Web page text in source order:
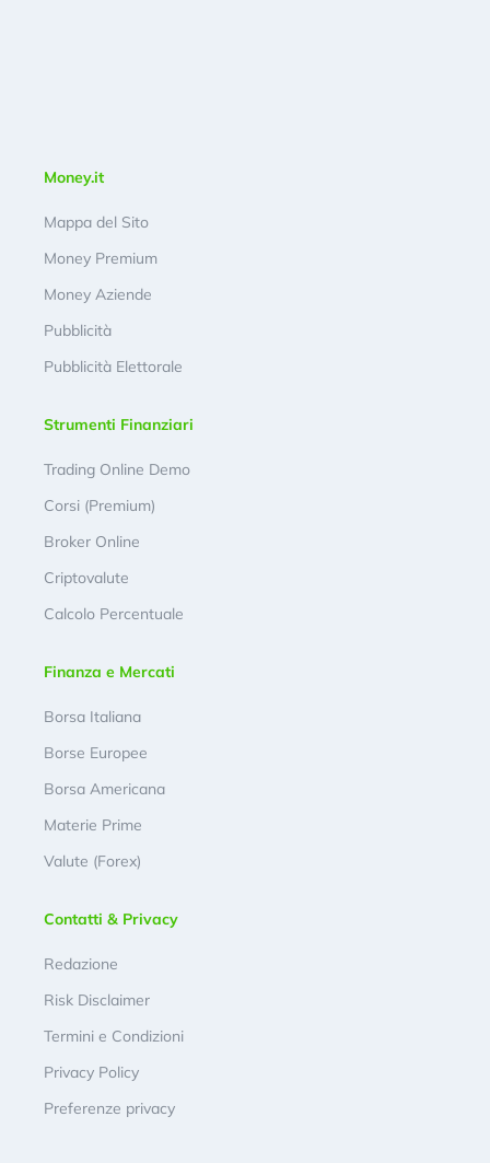
Money.it
Mappa del Sito
Money Premium
Money Aziende
Pubblicità
Pubblicità Elettorale
Strumenti Finanziari
Trading Online Demo
Corsi (Premium)
Broker Online
Criptovalute
Calcolo Percentuale
Finanza e Mercati
Borsa Italiana
Borse Europee
Borsa Americana
Materie Prime
Valute (Forex)
Contatti & Privacy
Redazione
Risk Disclaimer
Termini e Condizioni
Privacy Policy
Preferenze privacy